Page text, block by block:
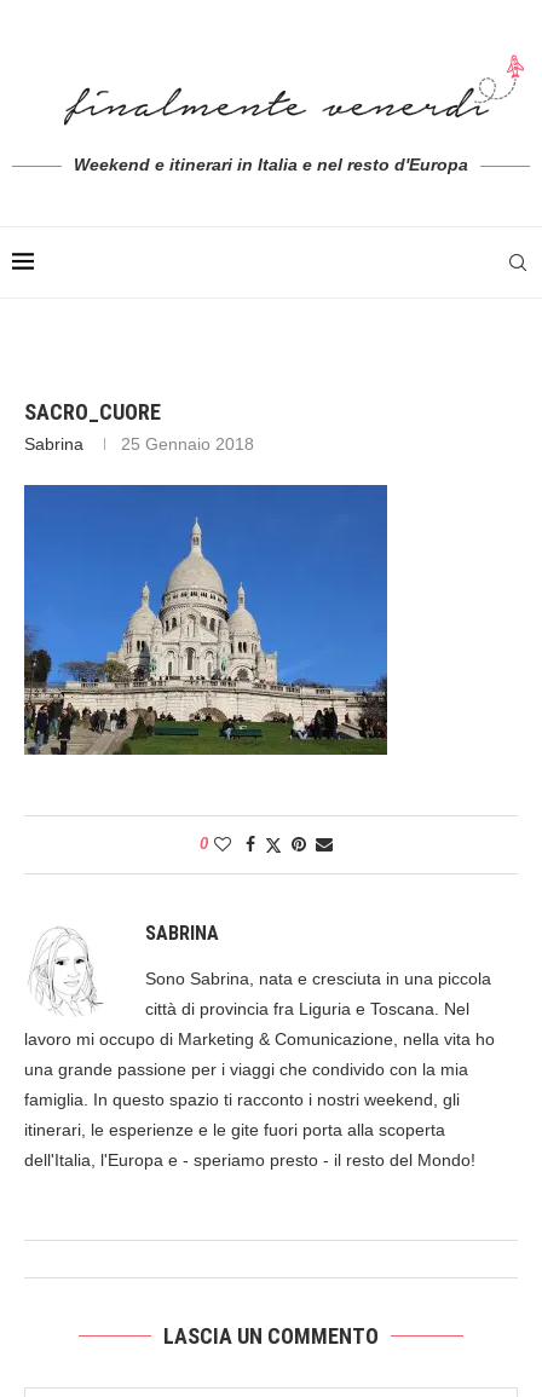
Weekend e itinerari in Italia e nel resto d'Europa
SACRO_CUORE
Sabrina 25 Gennaio 2018
0
SABRINA
Sono Sabrina, nata e cresciuta in una piccola
città di provincia fra Liguria e Toscana. Nel
lavoro mi occupo di Marketing & Comunicazione, nella vita ho
una grande passione per i viaggi che condivido con la mia
famiglia. In questo spazio ti racconto i nostri weekend, gli
itinerari, le esperienze e le gite fuori porta alla scoperta
dell'Italia, l'Europa e - speriamo presto - il resto del Mondo!
LASCIA UN COMMENTO